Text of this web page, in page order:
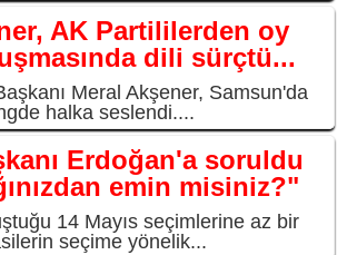
AK Partililerden oy
dili sürçtü...
Meral Akşener, Samsun'da
halka seslendi....
Erdoğan'a soruldu
emin misiniz?"
14 Mayıs seçimlerine az bir
seçime yönelik...